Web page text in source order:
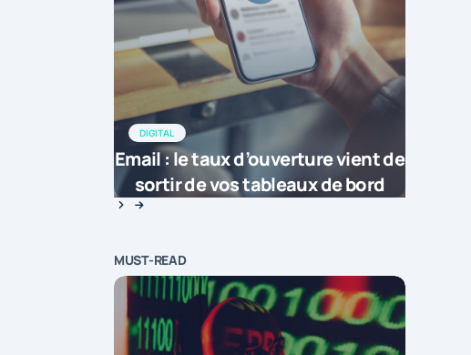
DIGITAL
Email : le taux d’ouverture vient de
sortir de vos tableaux de bord
MUST-READ